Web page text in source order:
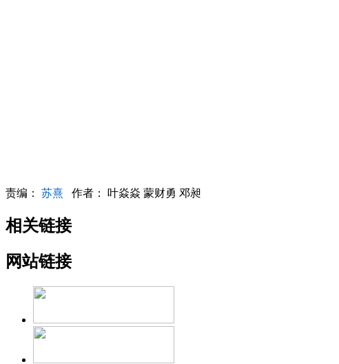
责编： 苏熹 作者： 叶焱焱 蒙财勇 邓昶
相关链接
网站链接